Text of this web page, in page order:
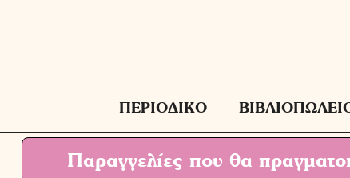
ΠΕΡΙΟΔΙΚΟ
Παραγγελίες που θα